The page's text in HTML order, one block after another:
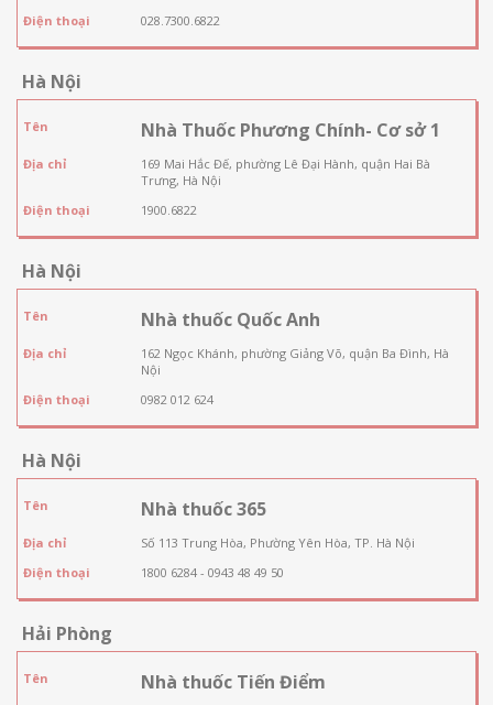
Điện thoại
028.7300.6822
Hà Nội
Tên Nhà Thuốc Phương Chính- Cơ sở 1
Địa chỉ
169 Mai Hắc Đế, phường Lê Đại Hành, quận Hai Bà
Trưng, Hà Nội
Điện thoại
1900.6822
Hà Nội
Tên Nhà thuốc Quốc Anh
Địa chỉ
162 Ngọc Khánh, phường Giảng Võ, quận Ba Đình, Hà
Nội
Điện thoại
0982 012 624
Hà Nội
Tên Nhà thuốc 365
Địa chỉ
Số 113 Trung Hòa, Phường Yên Hòa, TP. Hà Nội
Điện thoại
1800 6284 - 0943 48 49 50
Hải Phòng
Tên Nhà thuốc Tiến Điểm